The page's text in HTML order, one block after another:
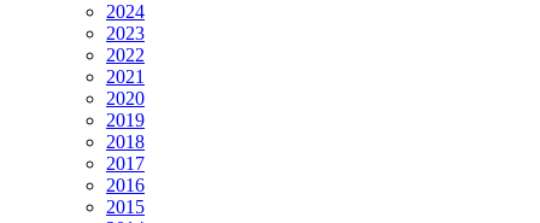
2024
2023
2022
2021
2020
2019
2018
2017
2016
2015